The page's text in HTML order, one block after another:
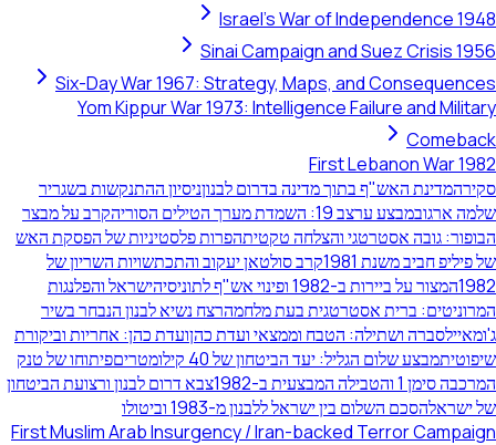
Israel's War of Independence
Sinai Campaign and Suez Crisis
Six-Day War 1967: Strategy, Maps, and
Yom Kippur War 1973: Intelligence Failure and
First Lebanon War
מדינת האש"ף בתוך מדינה בדרום לבנוןניסיון ההתנקשות בשגריר
ארגובמבצע ערצב 19: השמדת מערך הטילים הסורי
הקרב על מבצר
גובה אסטרטגי והצלחה טקטיתהפרות פלסטיניות של הפסקת האש
חביב משנת 1981
קרב סולטאן יעקוב והתכתשויות השריון של
המצור על ביירות ב-1982 ופינוי אש"ף לתוניסיה
ישראל והפלנגות
ברית אסטרטגית בעת מלחמהרצח נשיא לבנון הנבחר בשיר
סברה ושתילה: הטבח וממצאי ועדת כהןועדת כהן: אחריות וביקורת
מבצע שלום הגליל: יעד הביטחון של 40 קילומטרים
פיתוחו של טנק
1 והטבילה המבצעית ב-1982
צבא דרום לבנון ורצועת הביטחון
הסכם השלום בין ישראל ללבנון מ-1983 וביטולו
First Muslim Arab Insurgency / Iran-backed Terror